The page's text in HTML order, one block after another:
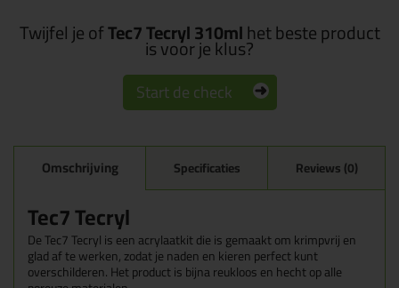
Twijfel je ofTec7 Tecryl 310mlhet beste product
is voor je klus?
Start de check
Omschrijving Specificaties Reviews (0)
Tec7 Tecryl
De Tec7 Tecryl is een acrylaatkit die is gemaakt om krimpvrij en
glad af te werken, zodat je naden en kieren perfect kunt
overschilderen. Het product is bijna reukloos en hecht op alle